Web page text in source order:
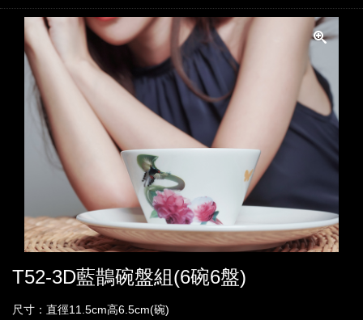
T52-3D藍鵲碗盤組(6碗6盤)
尺寸：直徑11.5cm高6.5cm(碗)